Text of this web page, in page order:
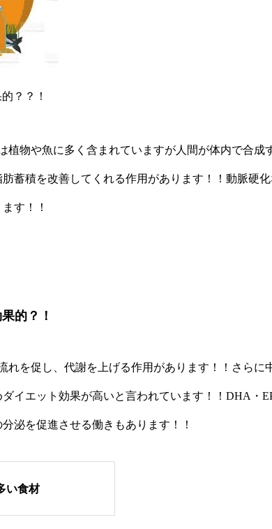
？？！
植物や魚に多く含まれていますが人間が体内で合成
蓄積を改善してくれる作用があります！！動脈硬
す！！
的？！
れを促し、代謝を上げる作用があります！！さらに
イエット効果が高いと言われています！！DHA・
分泌を促進させる働きもあります！！
い食材